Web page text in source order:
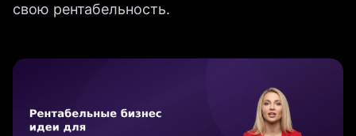
свою рентабельность.